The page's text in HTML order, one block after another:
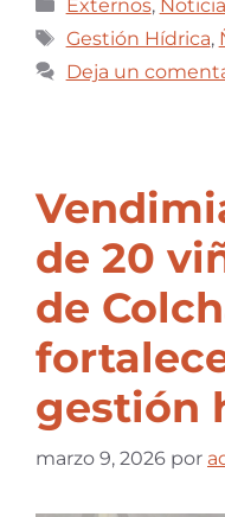
Externos,
Gestión Hídrica,
Deja un
de 20
de
gestión
marzo 9, 2026 por